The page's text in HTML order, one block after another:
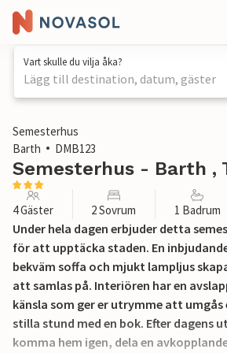
Vart skulle du vilja åka?
Lägg till destination, datum, gäster
1 / 28
Semesterhus
Barth
DMB123
Semesterhus - Barth ,
4 Gäster 2 Sovrum 1 Badrum
Under hela dagen erbjuder detta
för att upptäcka staden. En
bekväm soffa och mjukt lampljus
att samlas på. Interiören har en
känsla som ger er utrymme att umgås
stilla stund med en bok. Efter dagens
komma hem igen, dela en